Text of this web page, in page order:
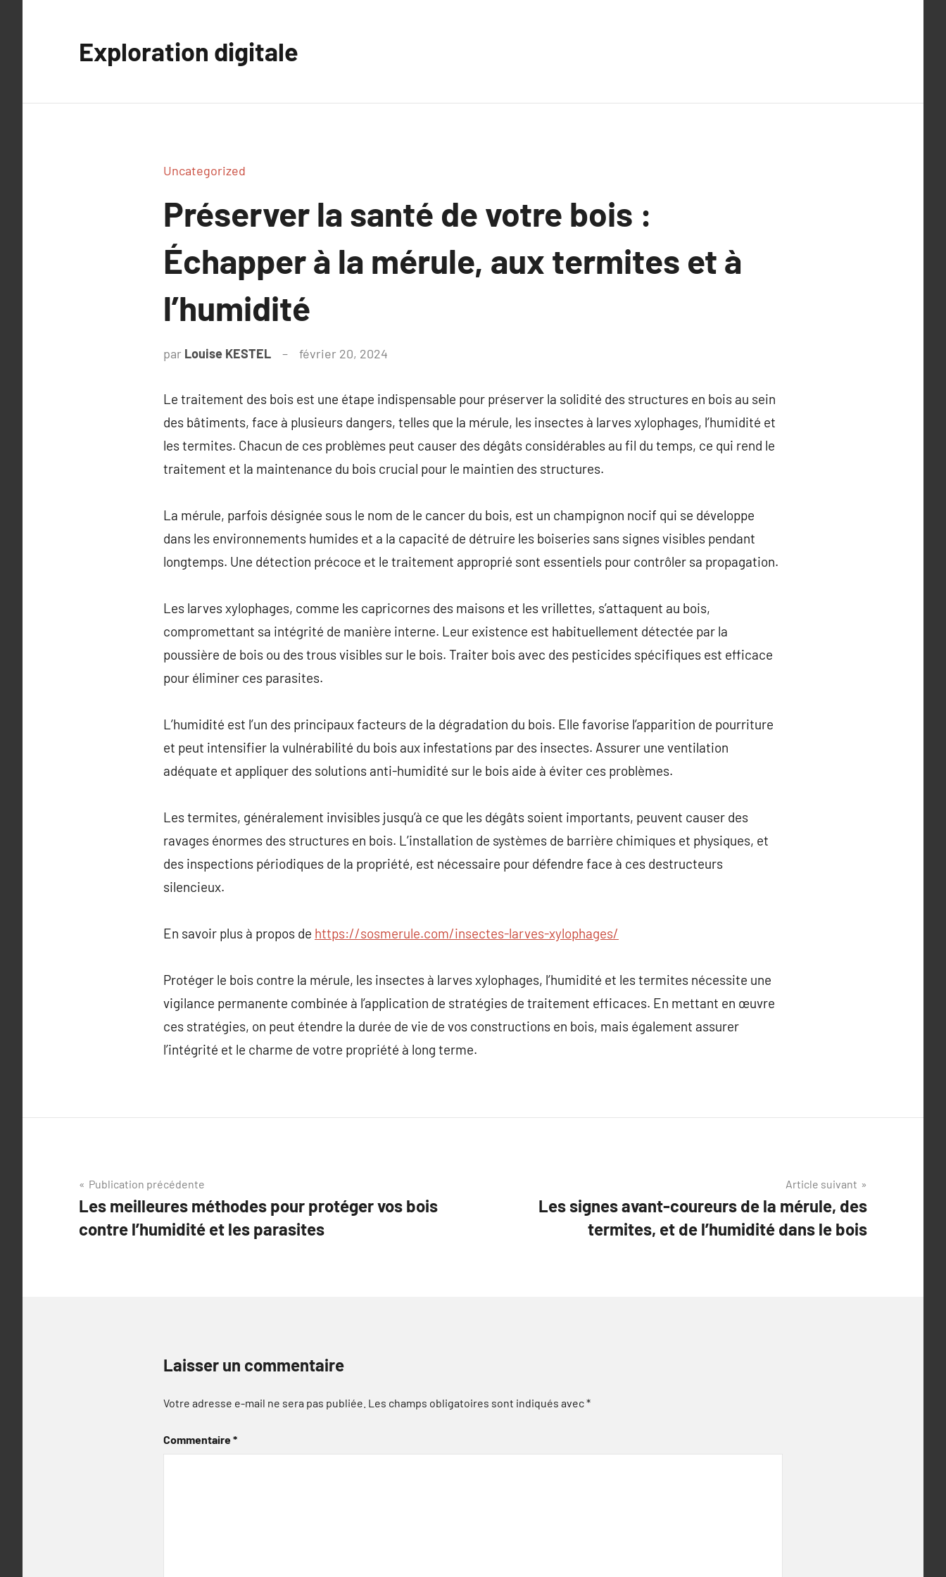
Exploration digitale
Uncategorized
Préserver la santé de votre bois :
Échapper à la mérule, aux termites et à
l’humidité
par Louise KESTEL février 20, 2024
Le traitement des bois est une étape indispensable pour préserver la solidité des structures en bois au sein
des bâtiments, face à plusieurs dangers, telles que la mérule, les insectes à larves xylophages, l’humidité et
les termites. Chacun de ces problèmes peut causer des dégâts considérables au fil du temps, ce qui rend le
traitement et la maintenance du bois crucial pour le maintien des structures.
La mérule, parfois désignée sous le nom de le cancer du bois, est un champignon nocif qui se développe
dans les environnements humides et a la capacité de détruire les boiseries sans signes visibles pendant
longtemps. Une détection précoce et le traitement approprié sont essentiels pour contrôler sa propagation.
Les larves xylophages, comme les capricornes des maisons et les vrillettes, s’attaquent au bois,
compromettant sa intégrité de manière interne. Leur existence est habituellement détectée par la
poussière de bois ou des trous visibles sur le bois. Traiter bois avec des pesticides spécifiques est efficace
pour éliminer ces parasites.
L’humidité est l’un des principaux facteurs de la dégradation du bois. Elle favorise l’apparition de pourriture
et peut intensifier la vulnérabilité du bois aux infestations par des insectes. Assurer une ventilation
adéquate et appliquer des solutions anti-humidité sur le bois aide à éviter ces problèmes.
Les termites, généralement invisibles jusqu’à ce que les dégâts soient importants, peuvent causer des
ravages énormes des structures en bois. L’installation de systèmes de barrière chimiques et physiques, et
des inspections périodiques de la propriété, est nécessaire pour défendre face à ces destructeurs
silencieux.
En savoir plus à propos de https://sosmerule.com/insectes-larves-xylophages/
Protéger le bois contre la mérule, les insectes à larves xylophages, l’humidité et les termites nécessite une
vigilance permanente combinée à l’application de stratégies de traitement efficaces. En mettant en œuvre
ces stratégies, on peut étendre la durée de vie de vos constructions en bois, mais également assurer
l’intégrité et le charme de votre propriété à long terme.
Navigation
de
l’article
Publication précédente
Les meilleures méthodes pour protéger vos bois
contre l’humidité et les parasites
Article suivant
Les signes avant-coureurs de la mérule, des
termites, et de l’humidité dans le bois
Laisser un commentaire
Votre adresse e-mail ne sera pas publiée. Les champs obligatoires sont indiqués avec*
Commentaire*